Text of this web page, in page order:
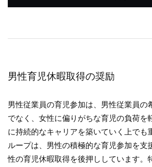
男性育児休暇取得の奨励
男性従業員の育児参加は、男性従業員の
でなく、女性に偏りがちな育児の負荷を
に持続的なキャリアを築いていく上でも
ループは、男性の積極的な育児参加を支
性の育児休暇取得を後押ししています。